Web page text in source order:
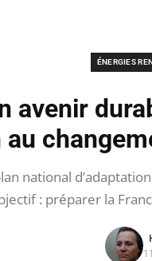
ÉNERGIES
avenir
au
national
: préparer la